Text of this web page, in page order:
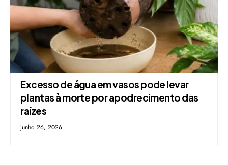
Excesso de água em vasos pode levar
plantas à morte por apodrecimento das
raízes
junho 26, 2026